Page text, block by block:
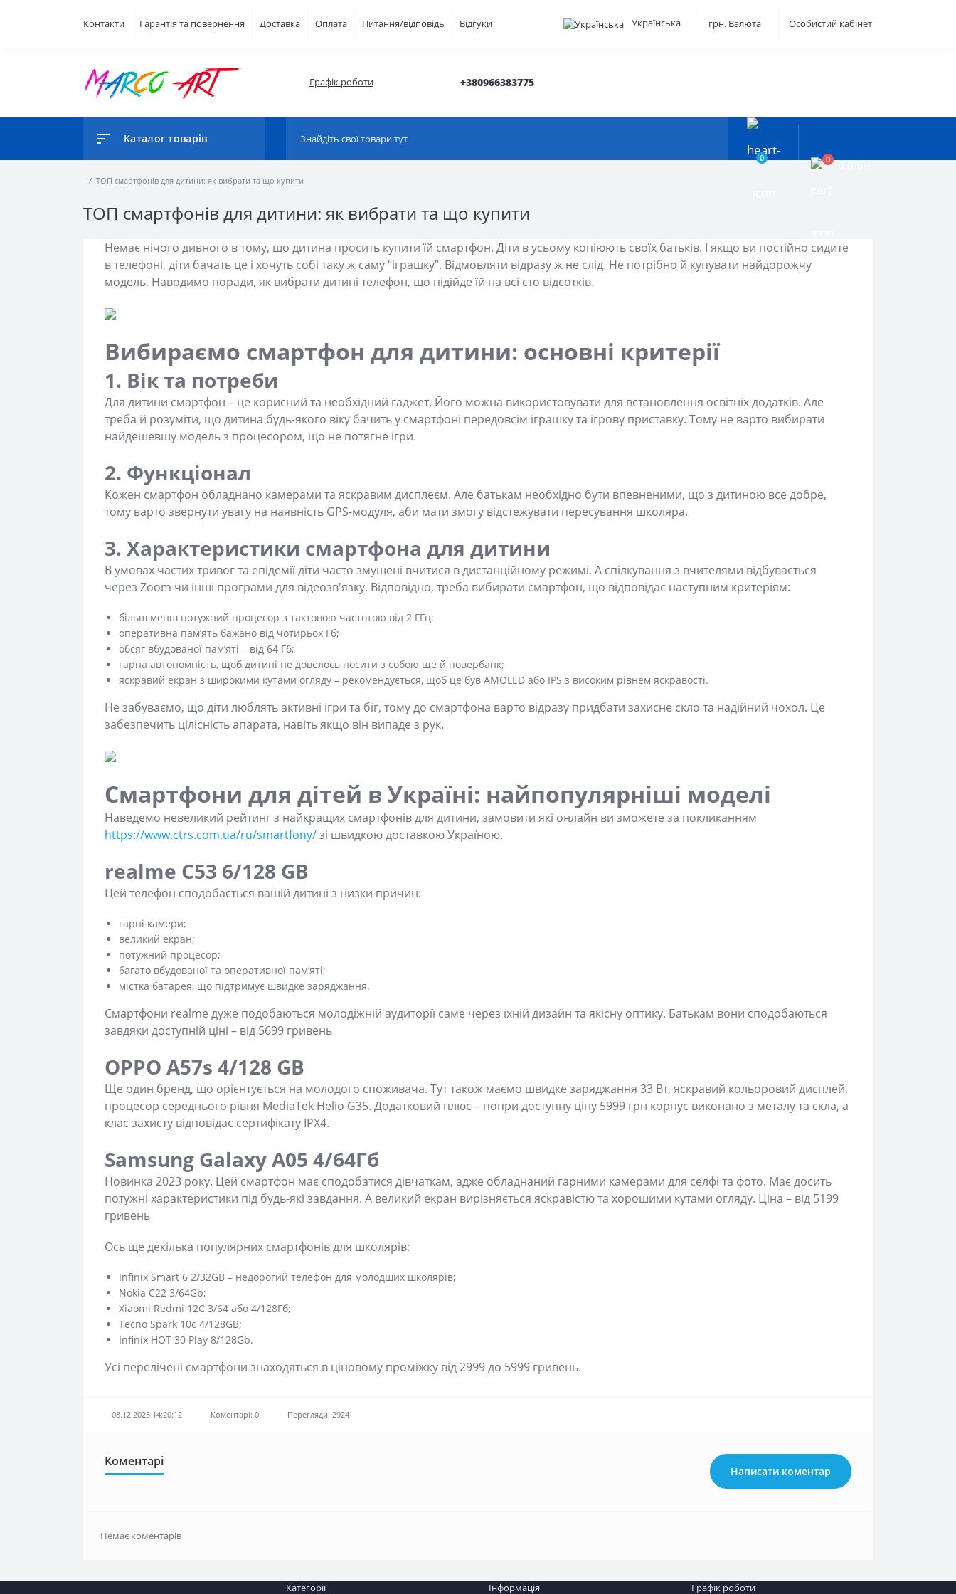
Контакти Гарантія та повернення Доставка Оплата Питання/відповідь Відгуки Українська грн. Валюта Особистий кабінет
Графік роботи +380966383775
Каталог товарів
0 0
ТОП смартфонів для дитини: як вибрати та що купити
ТОП смартфонів для дитини: як вибрати та що купити
Немає нічого дивного в тому, що дитина просить купити їй смартфон. Діти в усьому копіюють своїх батьків. І якщо ви постійно сидите
в телефоні, діти бачать це і хочуть собі таку ж саму “іграшку”. Відмовляти відразу ж не слід. Не потрібно й купувати найдорожчу
модель. Наводимо поради, як вибрати дитині телефон, що підійде їй на всі сто відсотків.
Вибираємо смартфон для дитини: основні критерії
1. Вік та потреби
Для дитини смартфон – це корисний та необхідний гаджет. Його можна використовувати для встановлення освітніх додатків. Але
треба й розуміти, що дитина будь-якого віку бачить у смартфоні передовсім іграшку та ігрову приставку. Тому не варто вибирати
найдешевшу модель з процесором, що не потягне ігри.
2. Функціонал
Кожен смартфон обладнано камерами та яскравим дисплеєм. Але батькам необхідно бути впевненими, що з дитиною все добре,
тому варто звернути увагу на наявність GPS-модуля, аби мати змогу відстежувати пересування школяра.
3. Характеристики смартфона для дитини
В умовах частих тривог та епідемії діти часто змушені вчитися в дистанційному режимі. А спілкування з вчителями відбувається
через Zoom чи інші програми для відеозв'язку. Відповідно, треба вибирати смартфон, що відповідає наступним критеріям:
більш менш потужний процесор з тактовою частотою від 2 ГГц;
оперативна пам’ять бажано від чотирьох Гб;
обсяг вбудованої пам’яті – від 64 Гб;
гарна автономність, щоб дитині не довелось носити з собою ще й повербанк;
яскравий екран з широкими кутами огляду – рекомендується, щоб це був AMOLED або IPS з високим рівнем яскравості.
Не забуваємо, що діти люблять активні ігри та біг, тому до смартфона варто відразу придбати захисне скло та надійний чохол. Це
забезпечить цілісність апарата, навіть якщо він випаде з рук.
Смартфони для дітей в Україні: найпопулярніші моделі
Наведемо невеликий рейтинг з найкращих смартфонів для дитини, замовити які онлайн ви зможете за покликанням
https://www.ctrs.com.ua/ru/smartfony/зі швидкою доставкою Україною.
realme C53 6/128 GB
Цей телефон сподобається вашій дитині з низки причин:
гарні камери;
великий екран;
потужний процесор;
багато вбудованої та оперативної пам’яті;
містка батарея, що підтримує швидке заряджання.
Смартфони realme дуже подобаються молодіжній аудиторії саме через їхній дизайн та якісну оптику. Батькам вони сподобаються
завдяки доступній ціні – від 5699 гривень
OPPO A57s 4/128 GB
Ще один бренд, що орієнтується на молодого споживача. Тут також маємо швидке заряджання 33 Вт, яскравий кольоровий дисплей,
процесор середнього рівня MediaTek Helio G35. Додатковий плюс – попри доступну ціну 5999 грн корпус виконано з металу та скла, а
клас захисту відповідає сертифікату IPX4.
Samsung Galaxy A05 4/64Гб
Новинка 2023 року. Цей смартфон має сподобатися дівчаткам, адже обладнаний гарними камерами для селфі та фото. Має досить
потужні характеристики під будь-які завдання. А великий екран вирізняється яскравістю та хорошими кутами огляду. Ціна – від 5199
гривень
Ось ще декілька популярних смартфонів для школярів:
Infinix Smart 6 2/32GB – недорогий телефон для молодших школярів;
Nokia C22 3/64Gb;
Xiaomi Redmi 12C 3/64 або 4/128Гб;
Tecno Spark 10c 4/128GB;
Infinix HOT 30 Play 8/128Gb.
Усі перелічені смартфони знаходяться в ціновому проміжку від 2999 до 5999 гривень.
08.12.2023 14:20:12 Коментарі: 0 Перегляди: 2924
Коментарі
Написати коментар
Немає коментарів
Категорії Інформація Графік роботи